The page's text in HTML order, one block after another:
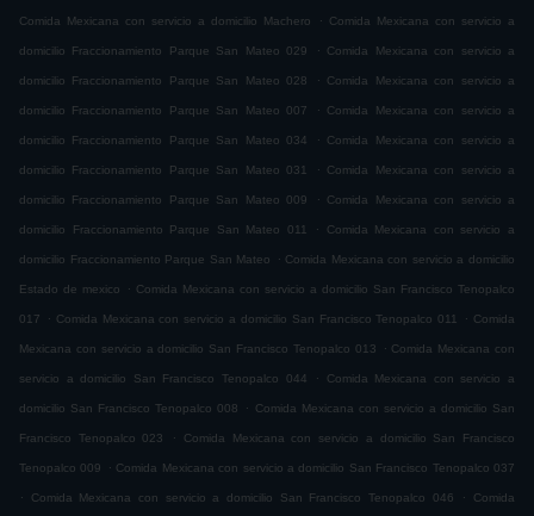
Comida Mexicana con servicio a domicilio Machero . Comida Mexicana con servicio a
domicilio Fraccionamiento Parque San Mateo 029 . Comida Mexicana con servicio a
domicilio Fraccionamiento Parque San Mateo 028 . Comida Mexicana con servicio a
domicilio Fraccionamiento Parque San Mateo 007 . Comida Mexicana con servicio a
domicilio Fraccionamiento Parque San Mateo 034 . Comida Mexicana con servicio a
domicilio Fraccionamiento Parque San Mateo 031 . Comida Mexicana con servicio a
domicilio Fraccionamiento Parque San Mateo 009 . Comida Mexicana con servicio a
domicilio Fraccionamiento Parque San Mateo 011 . Comida Mexicana con servicio a
domicilio Fraccionamiento Parque San Mateo . Comida Mexicana con servicio a domicilio
Estado de mexico . Comida Mexicana con servicio a domicilio San Francisco Tenopalco
017 . Comida Mexicana con servicio a domicilio San Francisco Tenopalco 011 . Comida
Mexicana con servicio a domicilio San Francisco Tenopalco 013 . Comida Mexicana con
servicio a domicilio San Francisco Tenopalco 044 . Comida Mexicana con servicio a
domicilio San Francisco Tenopalco 008 . Comida Mexicana con servicio a domicilio San
Francisco Tenopalco 023 . Comida Mexicana con servicio a domicilio San Francisco
Tenopalco 009 . Comida Mexicana con servicio a domicilio San Francisco Tenopalco 037
.
Comida Mexicana con servicio a domicilio San Francisco Tenopalco 046 . Comida